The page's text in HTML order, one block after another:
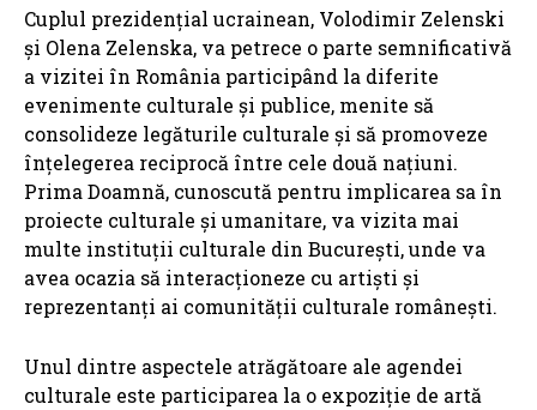
Cuplul prezidențial ucrainean, Volodimir Zelenski
și Olena Zelenska, va petrece o parte semnificativă
a vizitei în România participând la diferite
evenimente culturale și publice, menite să
consolideze legăturile culturale și să promoveze
înțelegerea reciprocă între cele două națiuni.
Prima Doamnă, cunoscută pentru implicarea sa în
proiecte culturale și umanitare, va vizita mai
multe instituții culturale din București, unde va
avea ocazia să interacționeze cu artiști și
reprezentanți ai comunității culturale românești.
Unul dintre aspectele atrăgătoare ale agendei
culturale este participarea la o expoziție de artă